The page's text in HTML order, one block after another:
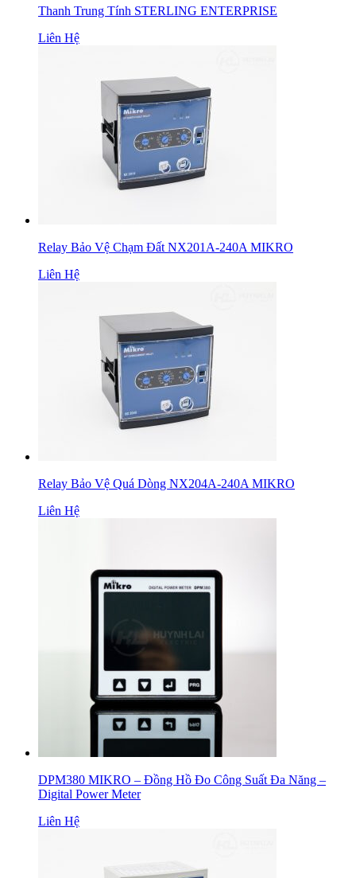
Thanh Trung Tính STERLING ENTERPRISE
Liên Hệ
Relay Bảo Vệ Chạm Đất NX201A-240A MIKRO
Liên Hệ
Relay Bảo Vệ Quá Dòng NX204A-240A MIKRO
Liên Hệ
DPM380 MIKRO – Đồng Hồ Đo Công Suất Đa Năng –
Digital Power Meter
Liên Hệ